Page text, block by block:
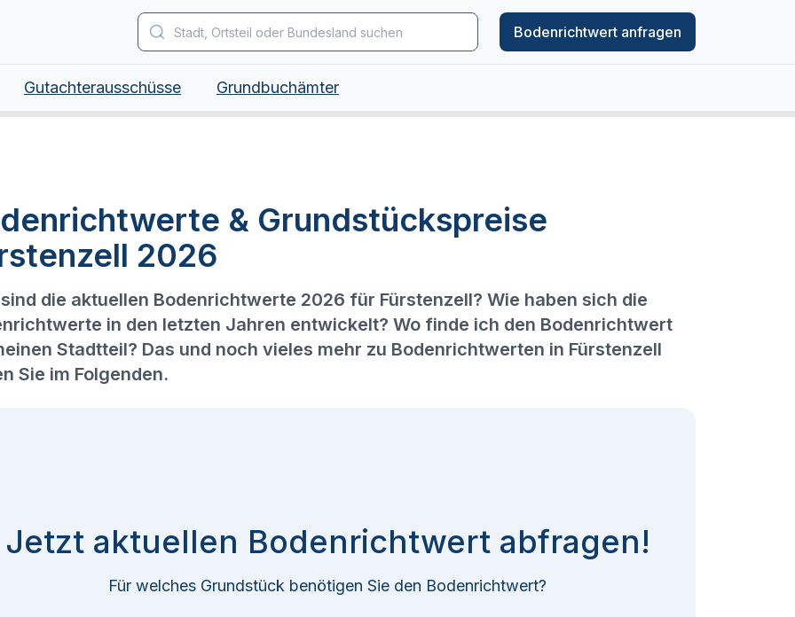
Bodenrichtwert anfragen
Gutachterausschüsse Grundbuchämter
& Grundstückspreise
2026
die aktuellen Bodenrichtwerte 2026 für Fürstenzell? Wie haben sich die
in den letzten Jahren entwickelt? Wo finde ich den Bodenrichtwert
Stadtteil? Das und noch vieles mehr zu Bodenrichtwerten in Fürstenzell
Sie im Folgenden.
Jetzt aktuellen Bodenrichtwert abfragen!
Für welches Grundstück benötigen Sie den Bodenrichtwert?